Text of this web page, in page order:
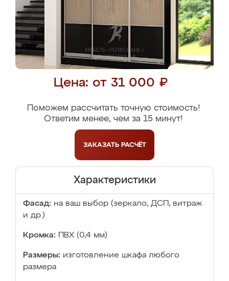
Цена: от 31 000 ₽
Поможем рассчитать точную стоимость!
Ответим менее, чем за 15 минут!
ЗАКАЗАТЬ РАСЧЁТ
Характеристики
Фасад: на ваш выбор (зеркало, ДСП, витраж
и др.)
Кромка: ПВХ (0,4 мм)
Размеры: изготовление шкафа любого
размера